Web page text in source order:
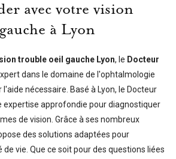
avec votre vision
à Lyon
trouble oeil gauche Lyon, le Docteur
dans le domaine de l'ophtalmologie
nécessaire. Basé à Lyon, le Docteur
expertise approfondie pour diagnostiquer
de vision. Grâce à ses nombreux
des solutions adaptées pour
vie. Que ce soit pour des questions liées